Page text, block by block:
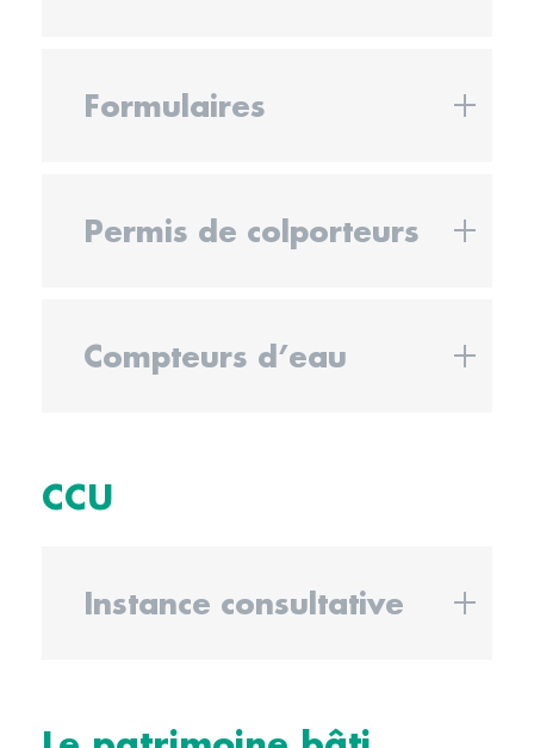
Formulaires
Permis de colporteurs
Compteurs d’eau
CCU
Instance consultative